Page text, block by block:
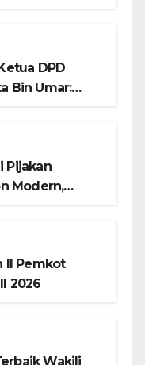
DPD
Bin Umar:
Pijakan
Modern,
II Pemkot
2026
Wakili